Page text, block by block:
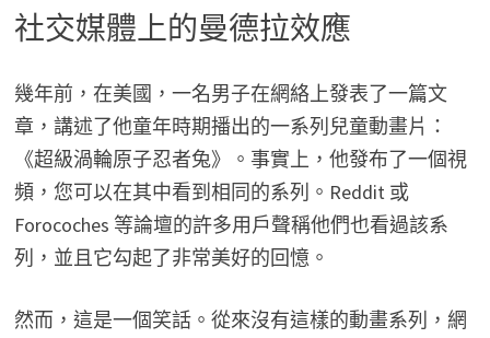
社交媒體上的曼德拉效應
幾年前，在美國，一名男子在網絡上發表了一篇文
章，講述了他童年時期播出的一系列兒童動畫片：
《超級渦輪原子忍者兔》。事實上，他發布了一個視
頻，您可以在其中看到相同的系列。Reddit 或
Forocoches 等論壇的許多用戶聲稱他們也看過該系
列，並且它勾起了非常美好的回憶。
然而，這是一個笑話。從來沒有這樣的動畫系列，網